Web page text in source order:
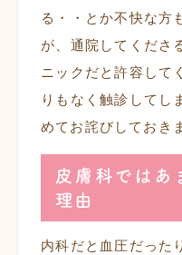
る・・とか不快な方
が、通院してくださ
ニックだと許容して
りもなく触診してし
めてお詫びしておき
皮膚科ではあ
理由
内科だと血圧だった